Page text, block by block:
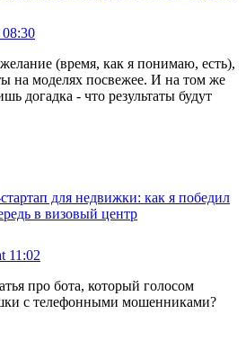
08:30
(время, как я понимаю, есть),
на моделях посвежее. И на том же
догадка - что результаты будут
для недвижки: как я победил
в визовый центр
11:02
про бота, который голосом
с телефонными мошенниками?